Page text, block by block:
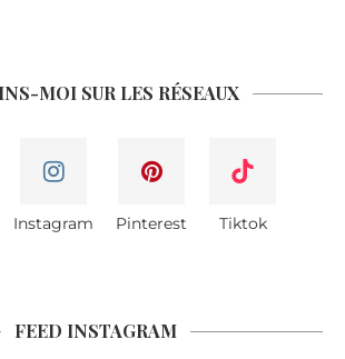
MOI SUR LES RÉSEAUX
Instagram Pinterest Tiktok
FEED INSTAGRAM